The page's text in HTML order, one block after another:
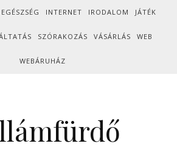
EGÉSZSÉG INTERNET IRODALOM JÁTÉK
SZÓRAKOZÁS VÁSÁRLÁS WEB
WEBÁRUHÁZ